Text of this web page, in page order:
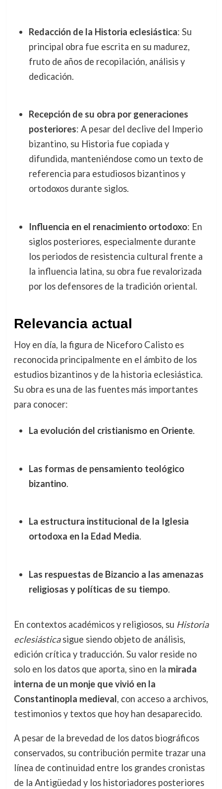
Redacción de la Historia eclesiástica: Su
principal obra fue escrita en su madurez,
fruto de años de recopilación, análisis y
dedicación.
Recepción de su obra por generaciones
posteriores: A pesar del declive del Imperio
bizantino, su Historia fue copiada y
difundida, manteniéndose como un texto de
referencia para estudiosos bizantinos y
ortodoxos durante siglos.
Influencia en el renacimiento ortodoxo: En
siglos posteriores, especialmente durante
los periodos de resistencia cultural frente a
la influencia latina, su obra fue revalorizada
por los defensores de la tradición oriental.
Relevancia actual
Hoy en día, la figura de Niceforo Calisto es
reconocida principalmente en el ámbito de los
estudios bizantinos y de la historia eclesiástica.
Su obra es una de las fuentes más importantes
para conocer:
La evolución del cristianismo en Oriente.
Las formas de pensamiento teológico
bizantino.
La estructura institucional de la Iglesia
ortodoxa en la Edad Media.
Las respuestas de Bizancio a las amenazas
religiosas y políticas de su tiempo.
En contextos académicos y religiosos, su Historia
eclesiásticasigue siendo objeto de análisis,
edición crítica y traducción. Su valor reside no
solo en los datos que aporta, sino en la mirada
interna de un monje que vivió en la
Constantinopla medieval, con acceso a archivos,
testimonios y textos que hoy han desaparecido.
A pesar de la brevedad de los datos biográficos
conservados, su contribución permite trazar una
línea de continuidad entre los grandes cronistas
de la Antigüedad y los historiadores posteriores